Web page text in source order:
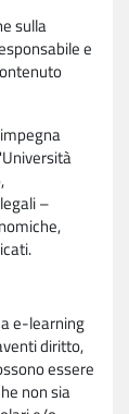
sulla
e
–
e-learning
diritto,
essere
non sia